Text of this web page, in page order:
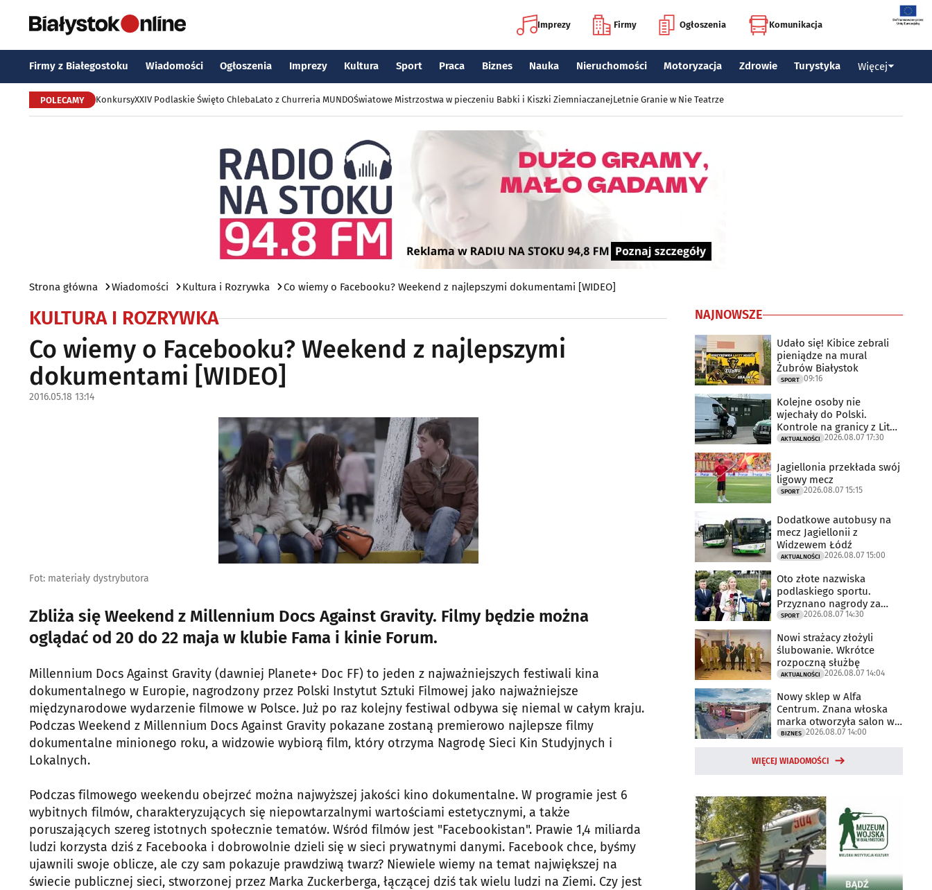
Imprezy Firmy Ogłoszenia Komunikacja
Firmy z Białegostoku Wiadomości Ogłoszenia Imprezy Kultura Sport Praca Biznes Nauka Nieruchomości Motoryzacja Zdrowie Turystyka Więcej
POLECAMY KonkursyXXIV Podlaskie Święto ChlebaLato z Churreria MUNDOŚwiatowe Mistrzostwa w pieczeniu Babki i Kiszki ZiemniaczanejLetnie Granie w Nie Teatrze
Strona główna Wiadomości Kultura i Rozrywka Co wiemy o Facebooku? Weekend z najlepszymi dokumentami [WIDEO]
KULTURA I ROZRYWKA
Co wiemy o Facebooku? Weekend z najlepszymi
dokumentami [WIDEO]
2016.05.18 13:14
Fot: materiały dystrybutora
Zbliża się Weekend z Millennium Docs Against Gravity. Filmy będzie można
oglądać od 20 do 22 maja w klubie Fama i kinie Forum.
Millennium Docs Against Gravity (dawniej Planete+ Doc FF) to jeden z najważniejszych festiwali kina
dokumentalnego w Europie, nagrodzony przez Polski Instytut Sztuki Filmowej jako najważniejsze
międzynarodowe wydarzenie filmowe w Polsce. Już po raz kolejny festiwal odbywa się niemal w całym kraju.
Podczas Weekend z Millennium Docs Against Gravity pokazane zostaną premierowo najlepsze filmy
dokumentalne minionego roku, a widzowie wybiorą film, który otrzyma Nagrodę Sieci Kin Studyjnych i
Lokalnych.
Podczas filmowego weekendu obejrzeć można najwyższej jakości kino dokumentalne. W programie jest 6
wybitnych filmów, charakteryzujących się niepowtarzalnymi wartościami estetycznymi, a także
poruszających szereg istotnych społecznie tematów. Wśród filmów jest "Facebookistan". Prawie 1,4 miliarda
ludzi korzysta dziś z Facebooka i dobrowolnie dzieli się w sieci prywatnymi danymi. Facebook chce, byśmy
ujawnili swoje oblicze, ale czy sam pokazuje prawdziwą twarz? Niewiele wiemy na temat największej na
świecie publicznej sieci, stworzonej przez Marka Zuckerberga, łączącej dziś tak wielu ludzi na Ziemi. Czy jest
NAJNOWSZE
Udało się! Kibice zebrali
pieniądze na mural
Żubrów Białystok
SPORT 09:16
Kolejne osoby nie
wjechały do Polski.
Kontrole na granicy z Litwą
trwają
AKTUALNOŚCI 2026.08.07 17:30
Jagiellonia przekłada swój
ligowy mecz
SPORT 2026.08.07 15:15
Dodatkowe autobusy na
mecz Jagiellonii z
Widzewem Łódź
AKTUALNOŚCI 2026.08.07 15:00
Oto złote nazwiska
podlaskiego sportu.
Przyznano nagrody za
2025 rok
SPORT 2026.08.07 14:30
Nowi strażacy złożyli
ślubowanie. Wkrótce
rozpoczną służbę
AKTUALNOŚCI 2026.08.07 14:04
Nowy sklep w Alfa
Centrum. Znana włoska
marka otworzyła salon w
Białymstoku
BIZNES 2026.08.07 14:00
WIĘCEJ WIADOMOŚCI